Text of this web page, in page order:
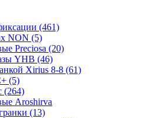
(461)
NON (5)
Preciosa (20)
YHB (46)
Xirius 8-8 (61)
(5)
(264)
Aroshirva
(13)